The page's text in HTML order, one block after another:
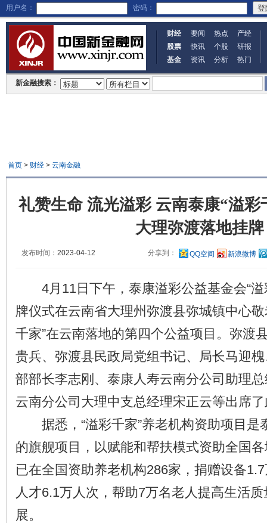
用户名： 密码：
财经 要闻 热点
产经
股票
快讯 个股
研报
基金
资讯 分析 热门
新金融搜索：
首页> 财经> 云南金融
礼赞生命 流光溢彩 云南泰康“溢彩
大理弥渡落地挂牌
发布时间： 2023-04-12 分享到： QQ空间 新浪微博
4月11日下午，泰康溢彩公益基金会“溢
牌仪式在云南省大理州弥渡县弥城镇中心
千家”在云南落地的第四个公益项目。弥渡
贵兵、弥渡县民政局党组书记、局长马迎
部部长李志刚、泰康人寿云南分公司助理
云南分公司大理中支总经理宋正云等出席
据悉，“溢彩千家”养老机构资助项目是
的旗舰项目，以赋能和帮扶模式资助全国
已在全国资助养老机构286家，捐赠设备
人才6.1万人次，帮助7万名老人提高生活
展。